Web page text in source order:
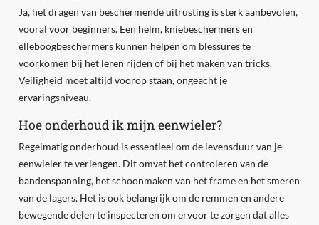
Ja, het dragen van beschermende uitrusting is sterk aanbevolen,
vooral voor beginners. Een helm, kniebeschermers en
elleboogbeschermers kunnen helpen om blessures te
voorkomen bij het leren rijden of bij het maken van tricks.
Veiligheid moet altijd voorop staan, ongeacht je
ervaringsniveau.
Hoe onderhoud ik mijn eenwieler?
Regelmatig onderhoud is essentieel om de levensduur van je
eenwieler te verlengen. Dit omvat het controleren van de
bandenspanning, het schoonmaken van het frame en het smeren
van de lagers. Het is ook belangrijk om de remmen en andere
bewegende delen te inspecteren om ervoor te zorgen dat alles